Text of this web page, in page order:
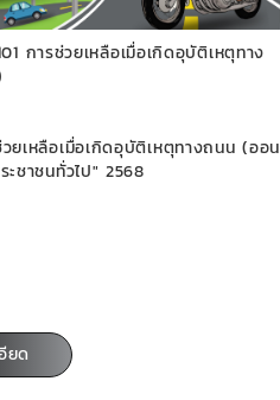
การช่วยเหลือเมื่อเกิดอุบัติเหตุทาง
ยเหลือเมื่อเกิดอุบัติเหตุทางถนน (ออน
บประชาชนทั่วไป" 2568
ยด